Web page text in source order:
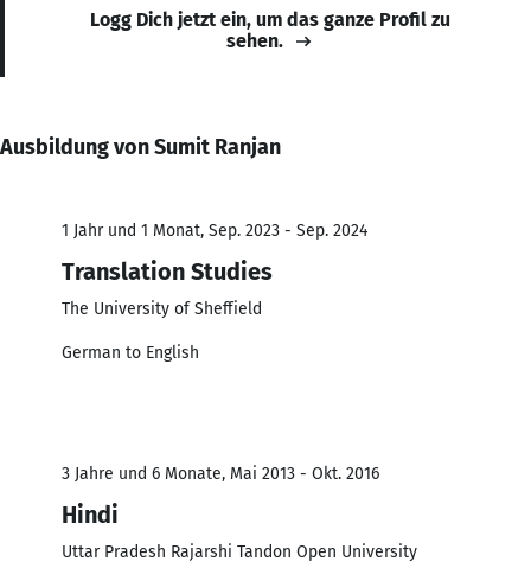
Logg Dich jetzt ein, um das ganze Profil zu
sehen.
Ausbildung von Sumit Ranjan
1 Jahr und 1 Monat, Sep. 2023 - Sep. 2024
Translation Studies
The University of Sheffield
German to English
3 Jahre und 6 Monate, Mai 2013 - Okt. 2016
Hindi
Uttar Pradesh Rajarshi Tandon Open University